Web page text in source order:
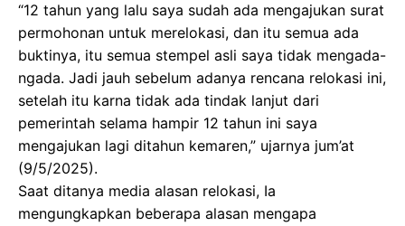
“12 tahun yang lalu saya sudah ada mengajukan surat
permohonan untuk merelokasi, dan itu semua ada
buktinya, itu semua stempel asli saya tidak mengada-
ngada. Jadi jauh sebelum adanya rencana relokasi ini,
setelah itu karna tidak ada tindak lanjut dari
pemerintah selama hampir 12 tahun ini saya
mengajukan lagi ditahun kemaren,” ujarnya jum’at
(9/5/2025).
Saat ditanya media alasan relokasi, Ia
mengungkapkan beberapa alasan mengapa